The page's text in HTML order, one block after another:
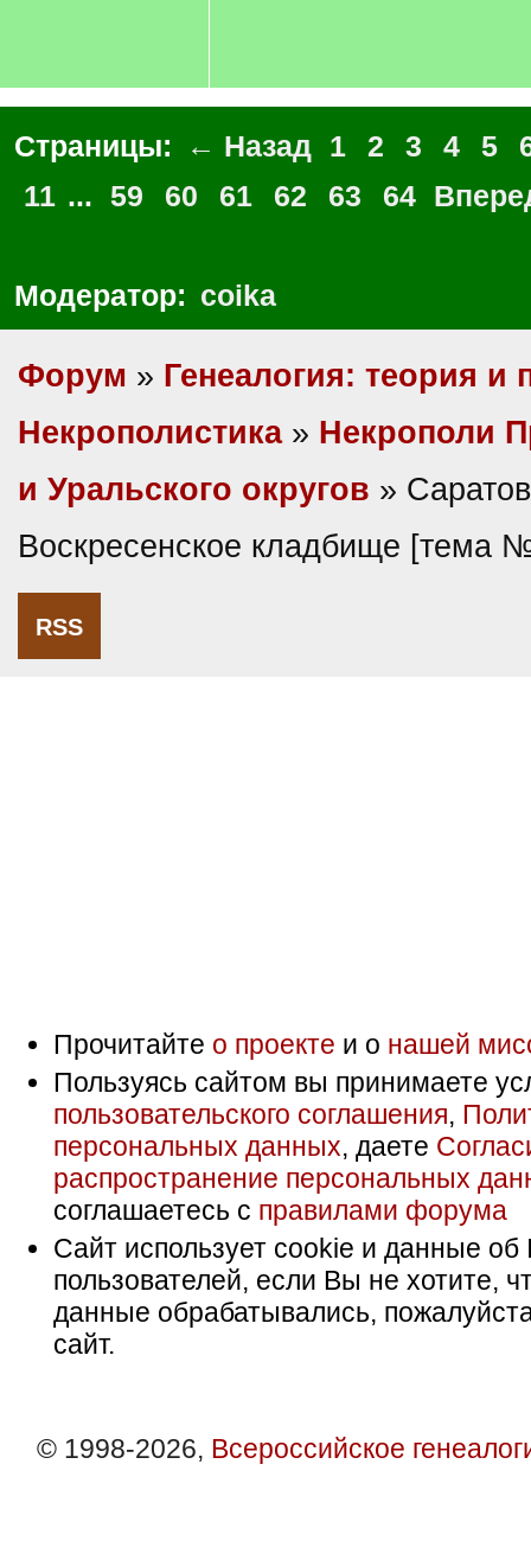
Страницы: ← Назад 1 2 3 4 5
11 ... 59 60 61 62 63 64
Модератор: coika
Форум » Генеалогия: теория и
Некрополистика» Некрополи
и Уральского округов »
Воскресенское кладбище [тема
RSS
Прочитайте о проекте и о нашей
Пользуясь сайтом вы принимаете
пользовательского соглашения,
персональных данных, даете
распространение персональных
соглашаетесь с правилами форума
Сайт использует cookie и данные об
пользователей, если Вы не хотите,
данные обрабатывались,
сайт.
© 1998-2026, Всероссийское